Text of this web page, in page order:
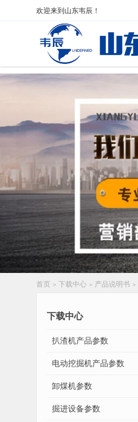
欢迎来到 山东韦辰 ！
首页 > 下载中心 > 产品说明书 >
下载中心
扒渣机产品参数
电动挖掘机产品参数
卸煤机参数
掘进设备参数